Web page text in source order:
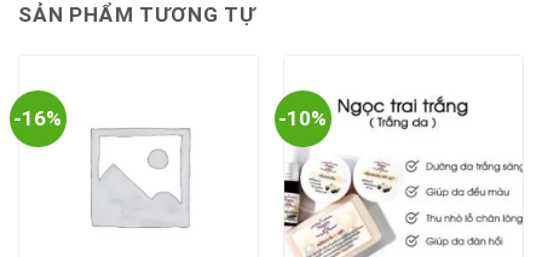
SẢN PHẨM TƯƠNG TỰ
-16% -10%